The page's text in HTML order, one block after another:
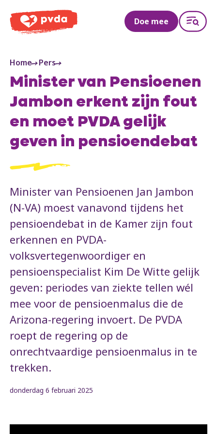
PVDA
Doe mee
Home Pers
Minister van Pensioenen
Jambon erkent zijn fout
en moet PVDA gelijk
geven in pensioendebat
Minister van Pensioenen Jan Jambon
(N-VA) moest vanavond tijdens het
pensioendebat in de Kamer zijn fout
erkennen en PVDA-
volksvertegenwoordiger en
pensioenspecialist Kim De Witte gelijk
geven: periodes van ziekte tellen wél
mee voor de pensioenmalus die de
Arizona-regering invoert. De PVDA
roept de regering op de
onrechtvaardige pensioenmalus in te
trekken.
donderdag 6 februari 2025